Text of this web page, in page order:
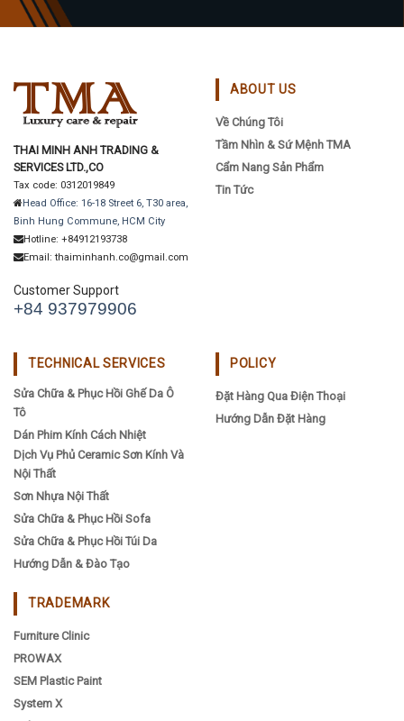
THAI MINH ANH TRADING &
SERVICES LTD.,CO
Tax code: 0312019849
Head Office: 16-18 Street 6, T30 area,
Binh Hung Commune, HCM City
Hotline: +84912193738
Email: thaiminhanh.co@gmail.com
Customer Support
+84 937979906
ABOUT US
Về Chúng Tôi
Tầm Nhìn & Sứ Mệnh TMA
Cẩm Nang Sản Phẩm
Tin Tức
TECHNICAL SERVICES
Sửa Chữa & Phục Hồi Ghế Da Ô
Tô
Dán Phim Kính Cách Nhiệt
Dịch Vụ Phủ Ceramic Sơn Kính Và
Nội Thất
Sơn Nhựa Nội Thất
Sửa Chữa & Phục Hồi Sofa
Sửa Chữa & Phục Hồi Túi Da
Hướng Dẫn & Đào Tạo
POLICY
Đặt Hàng Qua Điện Thoại
Hướng Dẫn Đặt Hàng
TRADEMARK
Furniture Clinic
PROWAX
SEM Plastic Paint
System X